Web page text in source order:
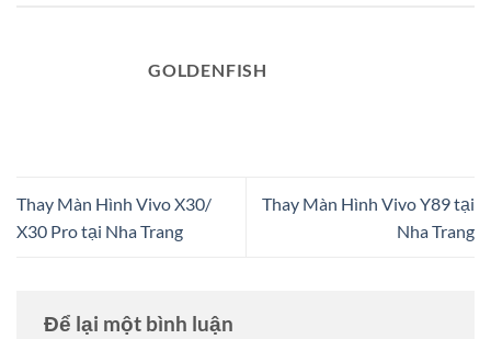
GOLDENFISH
Thay Màn Hình Vivo X30/
X30 Pro tại Nha Trang
Thay Màn Hình Vivo Y89 tại
Nha Trang
Để lại một bình luận